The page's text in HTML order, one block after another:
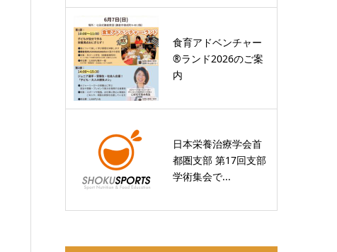
食育アドベンチャー
®ランド2026のご案
内
日本栄養治療学会首
都圏支部 第17回支部
学術集会で...